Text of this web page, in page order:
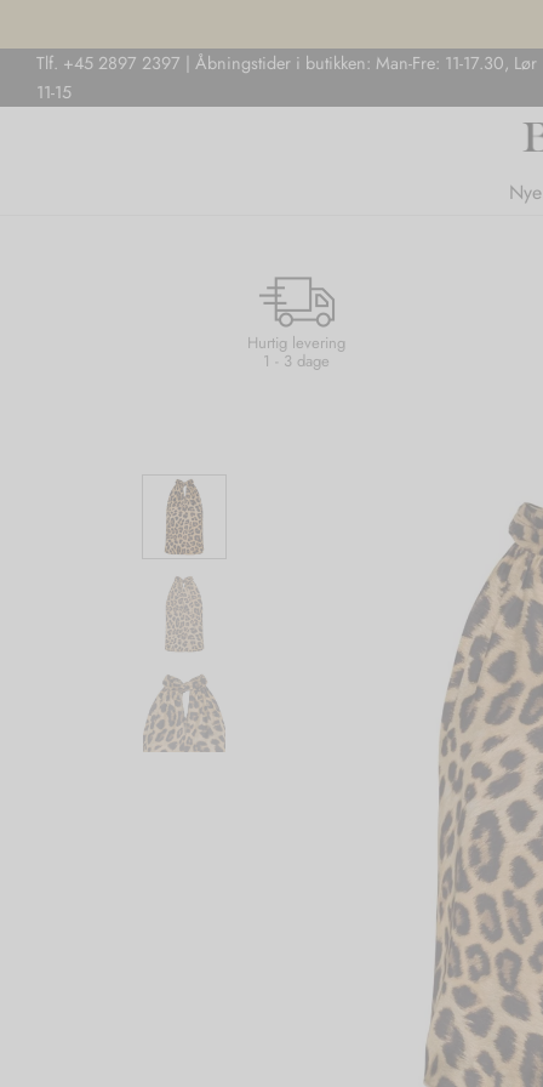
Tlf. +45 2897 2397 | Åbningstider i butikken: Man-Fre: 11-17.30, Lør
11-15
Hurtig levering
1 - 3 dage